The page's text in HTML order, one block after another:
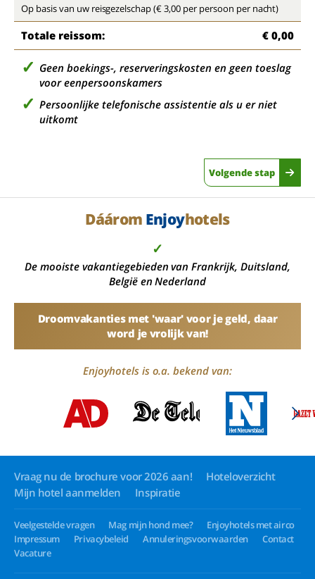
Op basis van uw reisgezelschap (€ 3,00 per persoon per nacht)
Totale reissom: € 0,00
Geen boekings-, reserveringskosten en geen toeslag
voor eenpersoonskamers
Persoonlijke telefonische assistentie als u er niet
uitkomt
Volgende stap
Dáárom Enjoyhotels
✓
De mooiste vakantiegebieden van Frankrijk, Duitsland,
België en Nederland
Droomvakanties met 'waar' voor je geld, daar
word je vrolijk van!
Enjoyhotels is o.a. bekend van:
Vraag nu de brochure voor 2026 aan!
Hoteloverzicht
Mijn hotel aanmelden
Inspiratie
Veelgestelde vragen Mag mijn hond mee?
Enjoyhotels met airco
Impressum
Privacybeleid Annuleringsvoorwaarden
Contact
Vacature